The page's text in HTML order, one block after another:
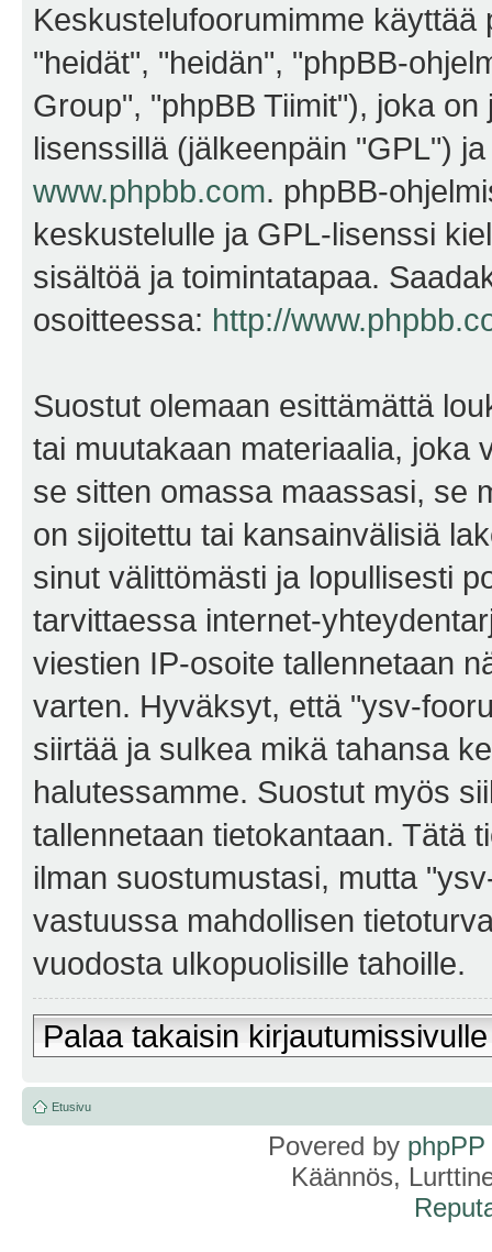
Keskustelufoorumimme
"heidät", "heidän", "phpBB-
Group", "phpBB Tiimit"), joka on
lisenssillä (jälkeenpäin "GPL")
www.phpbb.com. phpBB-
keskustelulle ja GPL-lisenssi
sisältöä ja toimintatapaa.
osoitteessa: http://
Suostut olemaan esittämättä
tai muutakaan materiaalia, joka
se sitten omassa maassasi, se
on sijoitettu tai kansainvälisiä
sinut välittömästi ja lopullisesti
tarvittaessa internet-
viestien IP-osoite tallennetaan
varten. Hyväksyt, että "ysv-
siirtää ja sulkea mikä tahansa
halutessamme. Suostut myös
tallennetaan tietokantaan. Tätä
ilman suostumustasi, mutta
vastuussa mahdollisen
vuodosta ulkopuolisille tahoille.
Palaa takaisin kirjautumissivulle
Etusivu
Povered by phpPP
Käännös,